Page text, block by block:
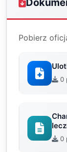
Pobierz
0
0